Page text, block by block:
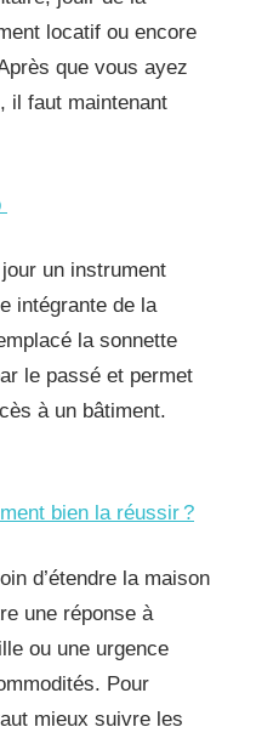
locatif ou encore
que vous ayez
il faut maintenant
un instrument
intégrante de la
la sonnette
le passé et permet
à un bâtiment.
bien la réussir ?
d’étendre la maison
une réponse à
ou une urgence
Pour
mieux suivre les